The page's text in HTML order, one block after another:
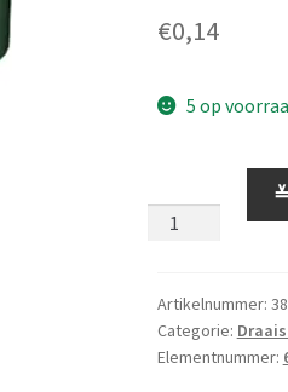
€0,14
5 op
1
Draaischarnier
Helft
1
Artikelnummer:
Categorie:
Elementnummer: